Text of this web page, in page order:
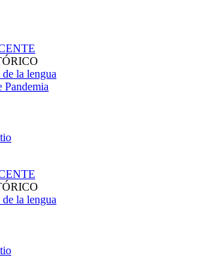
la lengua
Pandemia
la lengua